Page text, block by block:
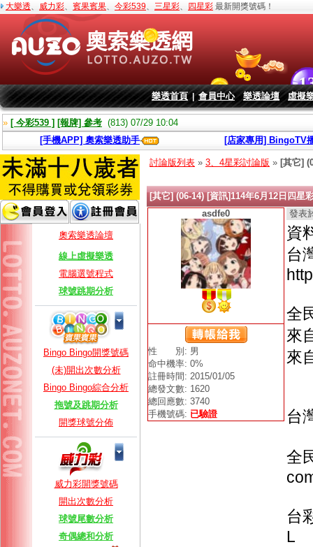
大樂透、 威力彩、 賓果賓果、 今彩539、 三星彩、 四星彩 最新開獎號碼！
樂透首頁|會員中心 樂透論壇 虛擬
» [ 今彩539 ] [報牌] 參考 (813) 07/29 10:04
[手機APP] 奧索樂透助手
[店家專用] BingoTV
奧索樂透論壇
線上虛擬樂透
電腦選號程式
球號跳期分析
Bingo Bingo開獎號碼
(未)開出次數分析
Bingo Bingo綜合分析
拖號及跳期分析
開獎球號分佈
威力彩開獎號碼
開出次數分析
球號尾數分析
奇偶總和分析
討論版列表 » 3、4星彩討論版 » [其它]
[其它] (06-14) [資訊]114年6月12日四星
asdfe0
性 別: 男
命中機率: 0%
註冊時間: 2015/01/05
總發文數: 1620
總回應數: 3740
手機號碼: 已驗證
發表
資
台
全
來
來
台
全
台
L